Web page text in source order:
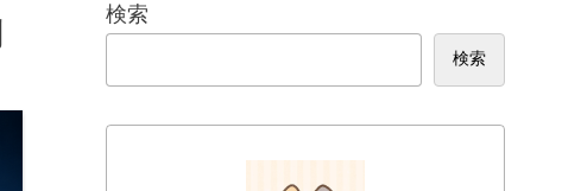
検索
検索